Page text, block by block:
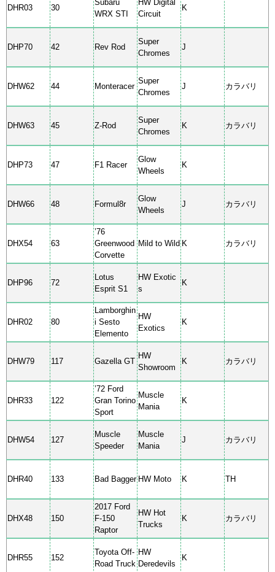
DHR03 30
Subaru
WRX STI
HW Digital
Circuit
K
DHP70 42 Rev Rod
Super
Chromes
J
DHW62 44 Monteracer
Super
Chromes
J カラバリ
DHW63 45 Z-Rod
Super
Chromes
K カラバリ
DHP73 47 F1 Racer
Glow
Wheels
K
DHW66 48 Formul8r
Glow
Wheels
J カラバリ
DHX54 63
’76
Greenwood
Corvette
Mild to Wild K カラバリ
DHP96 72
Lotus
Esprit S1
HW Exotic
s
K
DHR02 80
Lamborghin
i Sesto
Elemento
HW
Exotics
K
DHW79 117 Gazella GT
HW
Showroom
K カラバリ
DHR33 122
’72 Ford
Gran Torino
Sport
Muscle
Mania
K
DHW54 127
Muscle
Speeder
Muscle
Mania
J カラバリ
DHR40 133 Bad Bagger HW Moto K TH
DHX48 150
2017 Ford
F-150
Raptor
HW Hot
Trucks
K カラバリ
DHR55 152
Toyota Off-
Road Truck
HW
Deredevils
K